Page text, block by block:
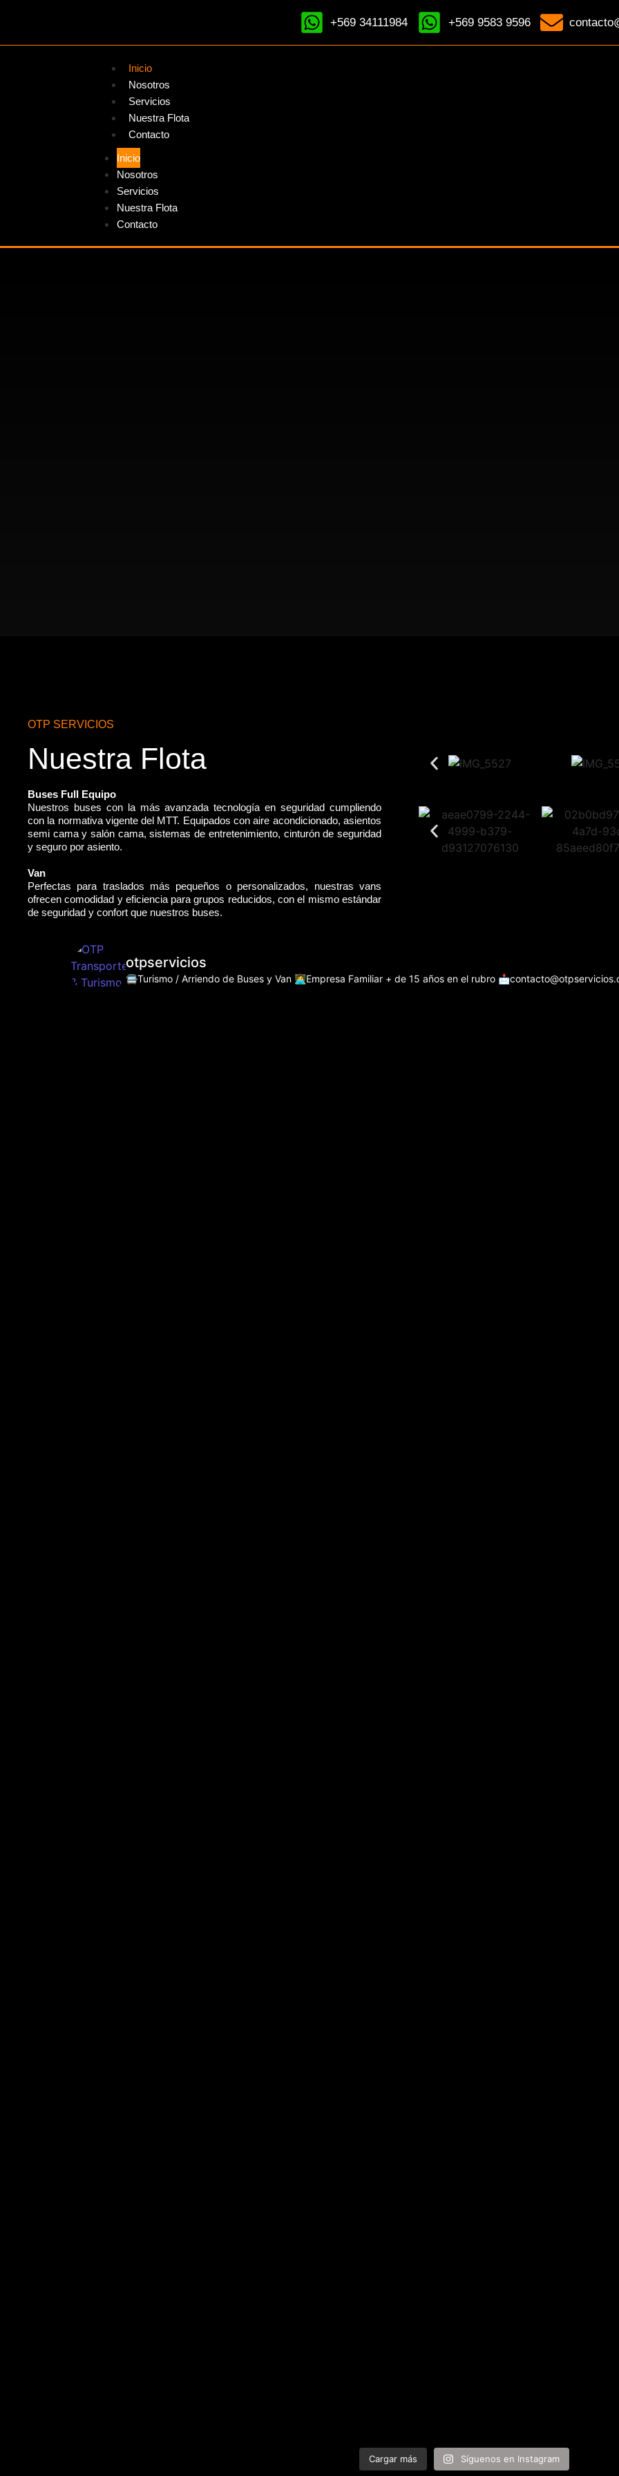
+569 34111984 +569 9583 9596
Inicio
Nosotros
Servicios
Nuestra Flota
Contacto
Inicio
Nosotros
Servicios
Nuestra Flota
Contacto
OTP SERVICIOS
Nuestra Flota
Buses Full Equipo
Nuestros buses con la más avanzada tecnología en seguridad cumpliendo
con la normativa vigente del MTT. Equipados con aire acondicionado, asientos
semi cama y salón cama, sistemas de entretenimiento, cinturón de seguridad
y seguro por asiento.
Van
Perfectas para traslados más pequeños o personalizados, nuestras vans
ofrecen comodidad y eficiencia para grupos reducidos, con el mismo estándar
de seguridad y confort que nuestros buses.
otpservicios
🚍Turismo / Arriendo de Buses y Van 👩‍💻Empresa Familiar + de 15 años en el rubro
Cargar más Síguenos en Instagram